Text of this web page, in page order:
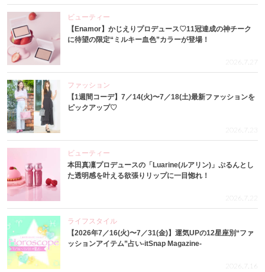
ビューティー
【Enamor】かじえりプロデュース♡11冠達成の神チーク
に待望の限定“ミルキー血色”カラーが登場！
2026.7.27
ファッション
【1週間コーデ】7／14(火)〜7／18(土)最新ファッションを
ピックアップ♡
2026.7.23
ビューティー
本田真凜プロデュースの「Luarine(ルアリン)」ぷるんとし
た透明感を叶える欲張りリップに一目惚れ！
2026.7.22
ライフスタイル
【2026年7／16(火)〜7／31(金)】運気UPの12星座別“ファ
ッションアイテム”占い-itSnap Magazine-
2026.7.16